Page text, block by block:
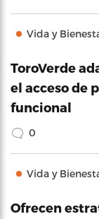
Vida y
ToroVerde
el acceso de
funcional
0
Vida y
Ofrecen